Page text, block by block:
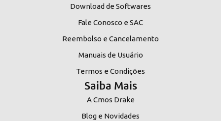
Download de Softwares
Fale Conosco e SAC
Reembolso e Cancelamento
Manuais de Usuário
Termos e Condições
Saiba Mais
A Cmos Drake
Blog e Novidades